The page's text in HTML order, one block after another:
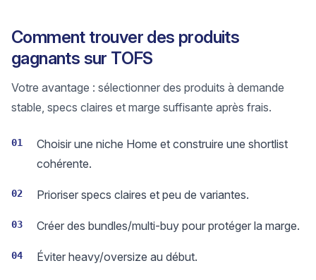
Comment trouver des produits
gagnants sur TOFS
Votre avantage : sélectionner des produits à demande
stable, specs claires et marge suffisante après frais.
01
Choisir une niche Home et construire une shortlist
cohérente.
02 Prioriser specs claires et peu de variantes.
03 Créer des bundles/multi-buy pour protéger la marge.
04 Éviter heavy/oversize au début.